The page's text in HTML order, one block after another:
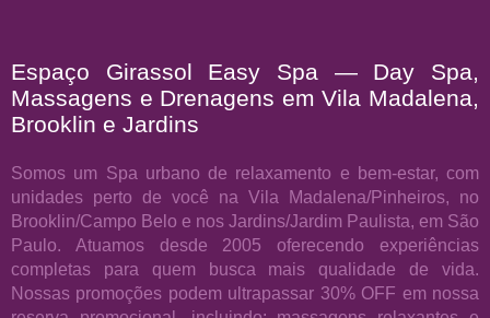
Espaço Girassol Easy Spa — Day Spa,
Massagens e Drenagens em Vila Madalena,
Brooklin e Jardins
Somos um Spa urbano de relaxamento e bem-estar, com
unidades perto de você na Vila Madalena/Pinheiros, no
Brooklin/Campo Belo e nos Jardins/Jardim Paulista, em São
Paulo. Atuamos desde 2005 oferecendo experiências
completas para quem busca mais qualidade de vida.
Nossas promoções podem ultrapassar 30% OFF em nossa